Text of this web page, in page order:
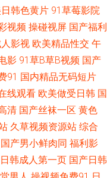
在线 中文字幕久久人妻 超碰
夜影院男人天堂 97超碰天天
香综合久久 第一导航福利国
人 草草影院限制 国产欧美
浮力第一页 天天撸天天操 草
韩色黄片 91草莓影院
视频 操碰视屏 国产福利
影视 欧美精品性交 午
影 91草B草B视频 国产
91 国内精品无码短片
线观看 欧美做受日韩 国
清 国产丝袜一区 黄色
久草视频资源站 综合
国产男小鲜肉同 福利影
日韩成人第一页 国产日韩